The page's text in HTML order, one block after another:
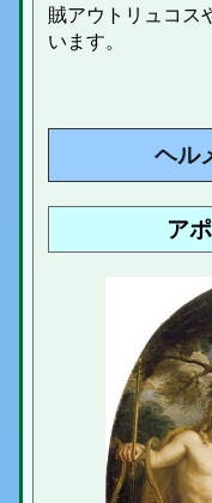
賊アウトリュコス
います。
ヘル
ア